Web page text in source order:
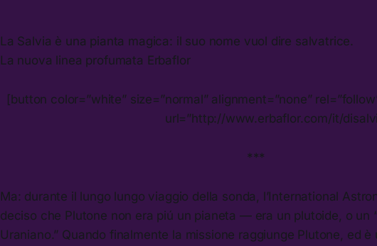
La Salvia è una pianta magica: il suo nome vuol dire salvatrice.
La nuova linea profumata Erbaflor
[button color=”white” size=”normal” alignment=”none”
url=”http://www.erbaflor.com/it/
***
Ma: durante il lungo lungo viaggio della sonda, l’International
deciso che Plutone non era piú un pianeta — era un plutoide, o un
Uraniano.” Quando finalmente la missione raggiunge Plutone, ed è